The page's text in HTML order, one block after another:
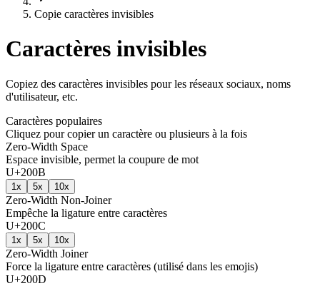
Copie caractères invisibles
Caractères invisibles
Copiez des caractères invisibles pour les réseaux sociaux, noms
d'utilisateur, etc.
Caractères populaires
Cliquez pour copier un caractère ou plusieurs à la fois
Zero-Width Space
Espace invisible, permet la coupure de mot
U+200B
1x 5x 10x
Zero-Width Non-Joiner
Empêche la ligature entre caractères
U+200C
1x 5x 10x
Zero-Width Joiner
Force la ligature entre caractères (utilisé dans les emojis)
U+200D